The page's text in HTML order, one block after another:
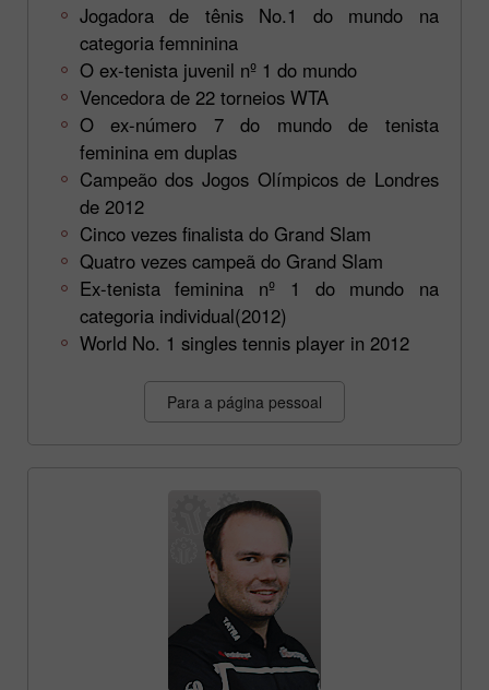
Jogadora de tênis No.1 do mundo na
categoria femninina
O ex-tenista juvenil nº 1 do mundo
Vencedora de 22 torneios WTA
O ex-número 7 do mundo de tenista
feminina em duplas
Campeão dos Jogos Olímpicos de Londres
de 2012
Cinco vezes finalista do Grand Slam
Quatro vezes campeã do Grand Slam
Ex-tenista feminina nº 1 do mundo na
categoria individual(2012)
World No. 1 singles tennis player in 2012
Para a página pessoal